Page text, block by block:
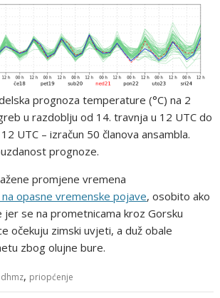
prognoza temperature (°C) na 2
u razdoblju od 14. travnja u 12 UTC do
UTC – izračun 50 članova ansambla.
prognoze.
promjene vremena
opasne vremenske pojave, osobito ako
se na prometnicama kroz Gorsku
očekuju zimski uvjeti, a duž obale
zbog olujne bure.
dhmz, priopćenje